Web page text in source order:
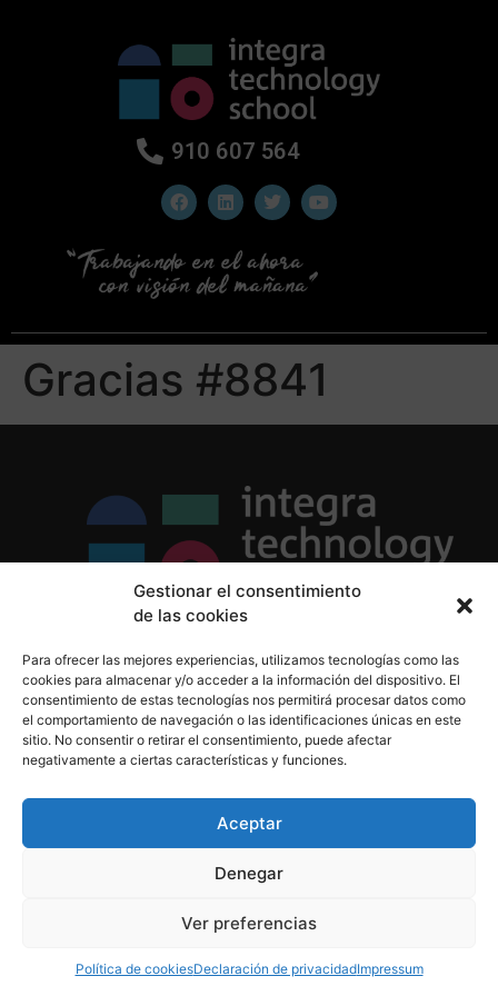
Gestionar el consentimiento
de las cookies
Para ofrecer las mejores experiencias, utilizamos tecnologías como las
cookies para almacenar y/o acceder a la información del dispositivo. El
consentimiento de estas tecnologías nos permitirá procesar datos como
el comportamiento de navegación o las identificaciones únicas en este
sitio. No consentir o retirar el consentimiento, puede afectar
negativamente a ciertas características y funciones.
Aceptar
Denegar
Ver preferencias
Política de cookiesDeclaración de privacidadImpressum
910 607 564
Gracias #8841
Política de Cookies
Aviso Legal
910 607 564
derechos reservados